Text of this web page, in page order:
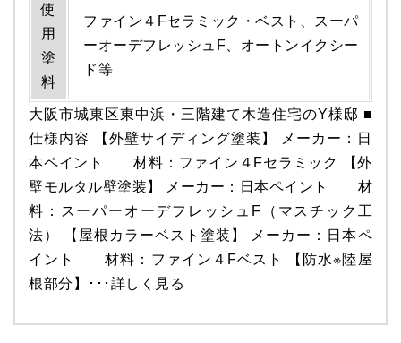
使
用
塗
料
ファイン４Fセラミック・ベスト、スーパ
ーオーデフレッシュF、オートンイクシー
ド等
大阪市城東区東中浜・三階建て木造住宅のY様邸 ■
仕様内容 【外壁サイディング塗装】 メーカー：日
本ペイント 材料：ファイン４Fセラミック 【外
壁モルタル壁塗装】 メーカー：日本ペイント 材
料：スーパーオーデフレッシュF（マスチック工
法） 【屋根カラーベスト塗装】 メーカー：日本ペ
イント 材料：ファイン４Fベスト 【防水※陸屋
根部分】･･･ 詳しく見る